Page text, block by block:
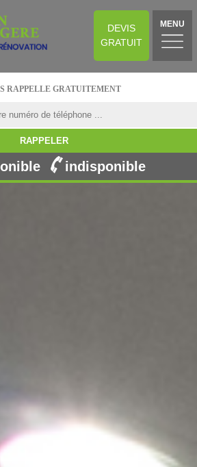
DEVIS
GRATUIT
MENU
RAPPELLE GRATUITEMENT
indisponible